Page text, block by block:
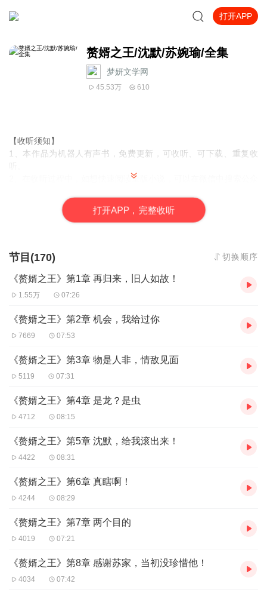
打开APP
赘婿之王/沈默/苏婉瑜/全集
梦妍文学网
45.53万 610
【收听须知】
1、本作品为机器人有声书，免费更新，可收听、可下载、重复收
2、在收听过程中，如想快速阅读全版小说，可以在微信中搜索公众
断壁，燃不尽恩怨情仇。 入赘三年，一朝放逐。 时隔经年，苏城再
打开APP，完整收听
节目(170) 切换顺序
《赘婿之王》第1章 再归来，旧人如故！
1.55万 07:26
《赘婿之王》第2章 机会，我给过你
7669 07:53
《赘婿之王》第3章 物是人非，情敌见面
5119 07:31
《赘婿之王》第4章 是龙？是虫
4712 08:15
《赘婿之王》第5章 沈默，给我滚出来！
4422 08:31
《赘婿之王》第6章 真瞎啊！
4244 08:29
《赘婿之王》第7章 两个目的
4019 07:21
《赘婿之王》第8章 感谢苏家，当初没珍惜他！
4034 07:42